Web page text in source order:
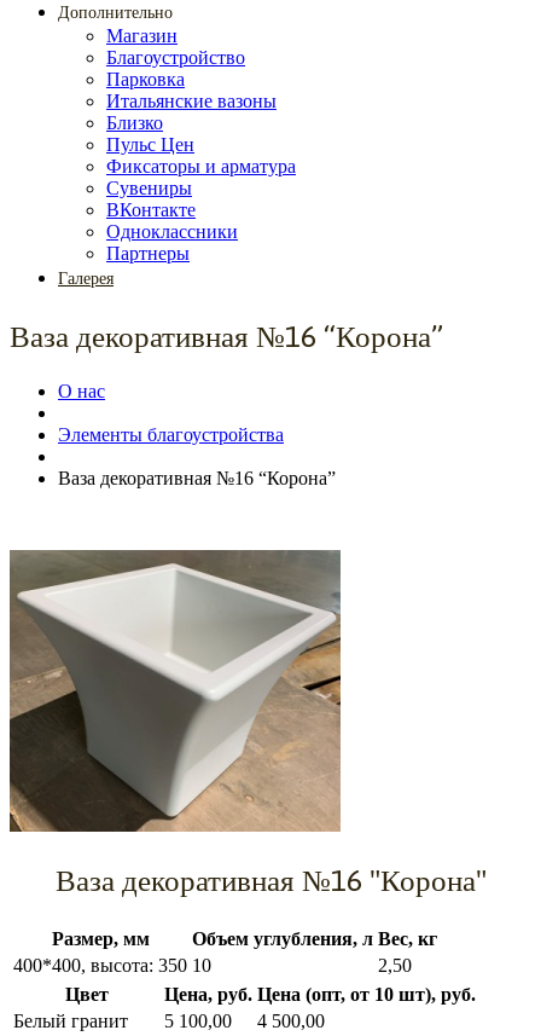
Дополнительно
Магазин
Благоустройство
Парковка
Итальянские вазоны
Близко
Пульс Цен
Фиксаторы и арматура
Сувениры
ВКонтакте
Одноклассники
Партнеры
Галерея
Ваза декоративная №16 “Корона”
О нас
Элементы благоустройства
Ваза декоративная №16 “Корона”
Ваза декоративная №16 "Корона"
Размер, мм Объем углубления, л Вес, кг
400*400, высота: 350 10
2,50
Цвет
Цена, руб. Цена (опт, от 10 шт), руб.
Белый гранит
5 100,00
4 500,00